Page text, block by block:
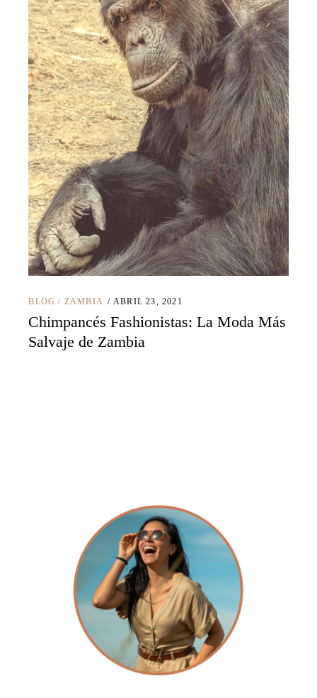
BLOG / ZAMBIA ABRIL 23, 2021
Chimpancés Fashionistas: La Moda Más
Salvaje de Zambia